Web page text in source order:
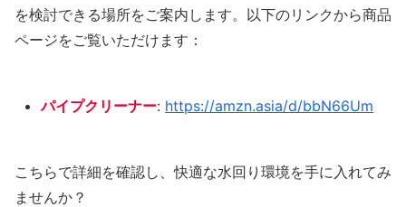
を検討できる場所をご案内します。以下のリンクから商品
ページをご覧いただけます：
パイプクリーナー: https://amzn.asia/d/bbN66Um
こちらで詳細を確認し、快適な水回り環境を手に入れてみ
ませんか？